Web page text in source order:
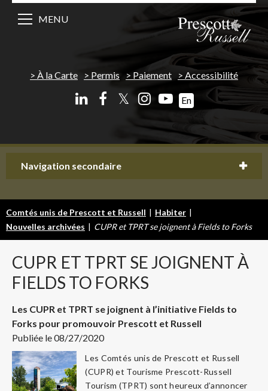
À la Carte Permis Paiement Accessibilité
𝕏 En
MENU
Navigation secondaire
Comtés unis de Prescott et Russell | Habiter |
Nouvelles archivées | CUPR et TPRT se joignent à Fields to Forks
CUPR ET TPRT SE JOIGNENT À
FIELDS TO FORKS
Les CUPR et TPRT se joignent à l’initiative Fields to
Forks pour promouvoir Prescott et Russell
Publiée le 08/27/2020
Les Comtés unis de Prescott et Russell
(CUPR) et Tourisme Prescott-Russell
Tourism (TPRT) sont heureux d’annoncer